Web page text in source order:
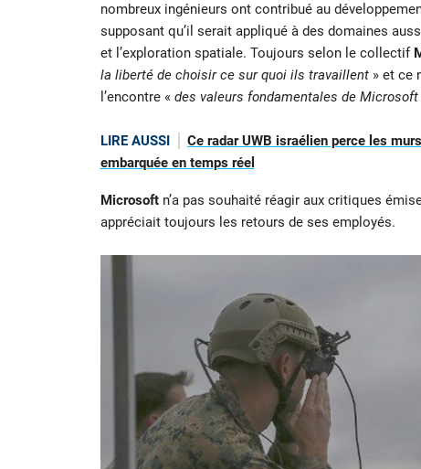
nombreux ingénieurs ont contribué au
supposant qu’il serait appliqué à des domaines
et l’exploration spatiale. Toujours selon le collectif
la liberté de choisir ce sur quoi ils travaillent» et ce
l’encontre « des valeurs fondamentales de Microsoft
LIRE AUSSI
Ce radar UWB israélien perce les
embarquée en temps réel
Microsoftn’a pas souhaité réagir aux critiques
appréciait toujours les retours de ses employés.